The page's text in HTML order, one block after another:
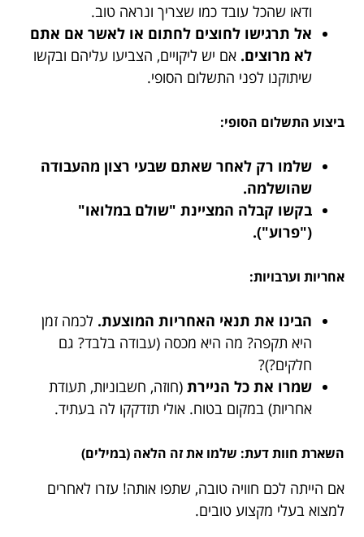
ודאו שהכל עובד כמו שצריך ונראה טוב.
אל תרגישו לחוצים לחתום או לאשר אם אתם
לא מרוצים. אם יש ליקויים, הצביעו עליהם ובקשו
שיתוקנו לפני התשלום הסופי.
ביצוע התשלום הסופי:
שלמו רק לאחר שאתם שבעי רצון מהעבודה
שהושלמה.
בקשו קבלה המציינת "שולם במלואו"
("פרוע").
אחריות וערבויות:
הבינו את תנאי האחריות המוצעת. לכמה זמן
היא תקפה? מה היא מכסה (עבודה בלבד? גם
חלקים?)?
שמרו את כל הניירת (חוזה, חשבוניות, תעודת
אחריות) במקום בטוח. אולי תזדקקו לה בעתיד.
השארת חוות דעת: שלמו את זה הלאה (במילים)
אם הייתה לכם חוויה טובה, שתפו אותה! עזרו לאחרים
למצוא בעלי מקצוע טובים.